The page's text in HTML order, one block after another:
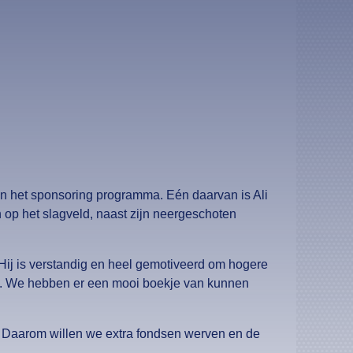
het sponsoring programma. Eén daarvan is Ali
het slagveld, naast zijn neergeschoten
is verstandig en heel gemotiveerd om hogere
hebben er een mooi boekje van kunnen
willen we extra fondsen werven en de